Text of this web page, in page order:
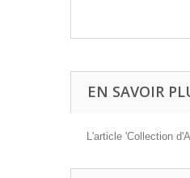
EN SAVOIR
L'article 'Collection